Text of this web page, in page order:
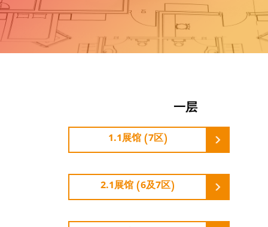
一层
1.1展馆 (7区)
2.1展馆 (6及7区)